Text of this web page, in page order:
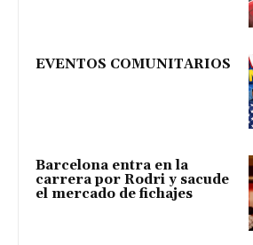
EVENTOS COMUNITARIOS
Barcelona entra en la
carrera por Rodri y sacude
el mercado de fichajes